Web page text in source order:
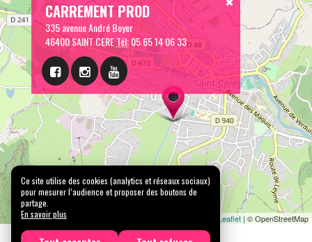
CARREMENT PROD
335 avenue André Boyer
46400 SAINT CERETél:05 65 14 06 33
Leaflet | © OpenStreetMap
Ce site utilise des cookies (analytics et réseaux sociaux)
pour mesurer l’audience et proposer des boutons de
partage.
En savoir plus